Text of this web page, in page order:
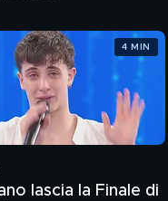
lascia la Finale di
4 MIN